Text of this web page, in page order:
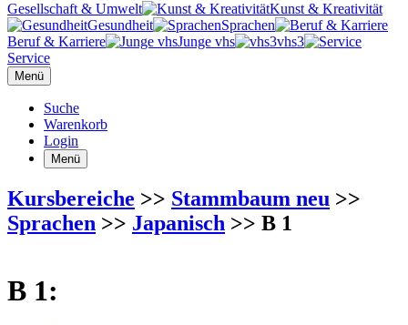
Gesellschaft & Umwelt
Kunst & Kreativität
Gesundheit
Sprachen
Beruf & Karriere
Junge vhs
vhs3
Service
Menü
Suche
Warenkorb
Login
Menü
Kursbereiche >> Stammbaum neu >>
Sprachen >> Japanisch >> B 1
B 1: